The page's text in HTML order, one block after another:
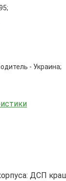
- Украина;
ДСП